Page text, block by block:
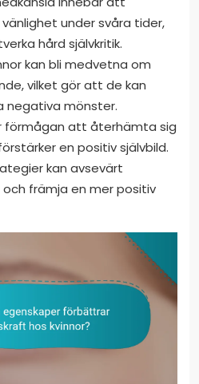
under svåra tider,
hård självkritik.
kan bli medvetna om
vilket gör att de kan
negativa mönster.
förmågan att återhämta sig
en positiv självbild.
kan avsevärt
främja en mer positiv